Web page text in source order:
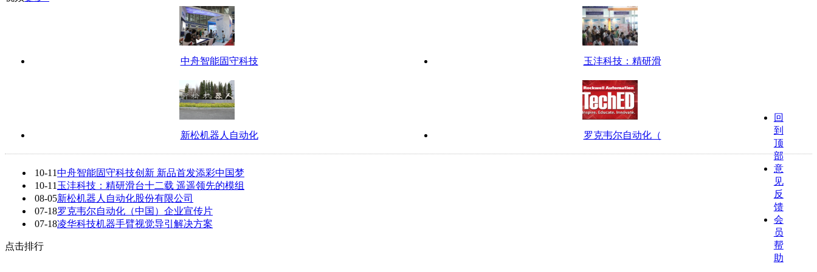
中舟智能固守科技 玉沣科技：精研滑
新松机器人自动化 罗克韦尔自动化（
10-11中舟智能固守科技创新 新品首发添彩中国梦
10-11 玉沣科技：精研滑台十二载 遥遥领先的模组
08-05新松机器人自动化股份有限公司
07-18罗克韦尔自动化（中国）企业宣传片
07-18凌华科技机器手臂视觉导引解决方案
点击排行
回
到
顶
部
意
见
反
馈
会
员
帮
助